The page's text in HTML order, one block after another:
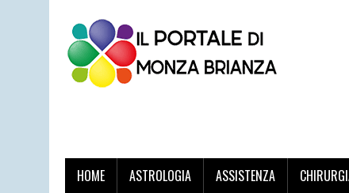
HOME ASTROLOGIA ASSISTENZA